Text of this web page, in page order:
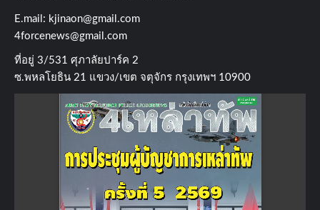
E.mail: kjinaon@gmail.com
4forcenews@gmail.com
ที่อยู่​ 3/531​ ศุภาลัยปาร์ค​ 2
ซ.พหลโยธิน​ 21​ แขวง/เขต​ จตุจักร​ กรุงเทพฯ 10900